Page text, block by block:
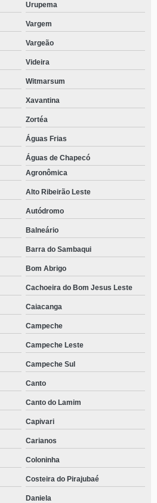
Urupema
Vargem
Vargeão
Videira
Witmarsum
Xavantina
Zortéa
Águas Frias
Águas de Chapecó
Agronômica
Alto Ribeirão Leste
Autódromo
Balneário
Barra do Sambaqui
Bom Abrigo
Cachoeira do Bom Jesus Leste
Caiacanga
Campeche
Campeche Leste
Campeche Sul
Canto
Canto do Lamim
Capivari
Carianos
Coloninha
Costeira do Pirajubaé
Daniela